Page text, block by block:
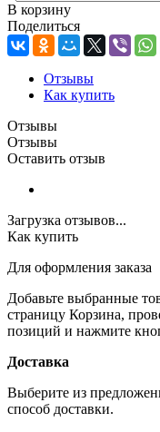
В корзину
Поделиться
Отзывы
Как купить
Отзывы
Отзывы
Оставить отзыв
Загрузка отзывов...
Как купить
Для оформления заказа
Добавьте выбранные
страницу Корзина,
позиций и нажмите
Доставка
Выберите из
способ доставки.